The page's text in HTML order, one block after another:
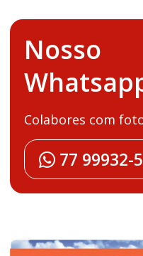
Nosso
Colabores com
77 99932-